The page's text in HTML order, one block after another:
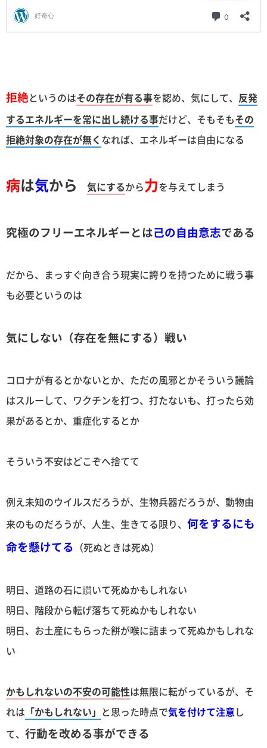
拒絶というのはその存在が有る事を認め、気にして、 反発
するエネルギーを常に出し続ける事だけど、そもそもその
拒絶対象の存在が無く なれば、エネルギーは自由になる
病は気から 気にするから力を与えてしまう
究極のフリーエネルギーとは己の自由意志である
だから、まっすぐ向き合う現実に誇りを持つために戦う事
も必要というのは
気にしない（存在を無にする）戦い
コロナが有るとかないとか、ただの風邪とかそういう議論
はスルーして、ワクチンを打つ、打たないも、打ったら効
果があるとか、重症化するとか
そういう不安はどこぞへ捨てて
例え未知のウイルスだろうが、生物兵器だろうが、動物由
来のものだろうが、人生、生きてる限り、 何をするにも
命を懸けてる （死ぬときは死ぬ）
明日、道路の石に躓いて死ぬかもしれない
明日、階段から転げ落ちて死ぬかもしれない
明日、お土産にもらった餅が喉に詰まって死ぬかもしれな
い
かもしれないの不安の可能性は無限に転がっているが、そ
れは 「かもしれない」 と思った時点で気を付けて注意し
て、 行動を改める事ができる